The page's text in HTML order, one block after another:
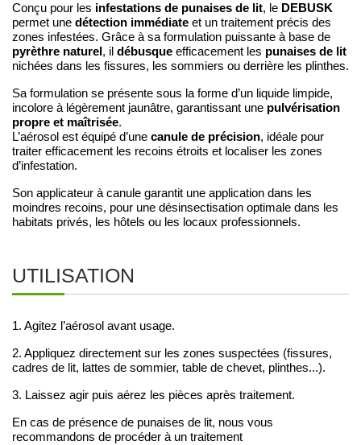
Conçu pour les infestations de punaises de lit, le DEBUSK
permet une détection immédiate et un traitement précis des
zones infestées. Grâce à sa formulation puissante à base de
pyrèthre naturel , il débusque efficacement les punaises de lit
nichées dans les fissures, les sommiers ou derrière les plinthes.
Sa formulation se présente sous la forme d’un liquide limpide,
incolore à légèrement jaunâtre, garantissant une pulvérisation
propre et maîtrisée.
L’aérosol est équipé d’une canule de précision, idéale pour
traiter efficacement les recoins étroits et localiser les zones
d’infestation.
Son applicateur à canule garantit une application dans les
moindres recoins, pour une désinsectisation optimale dans les
habitats privés, les hôtels ou les locaux professionnels.
UTILISATION
1. Agitez l’aérosol avant usage.
2. Appliquez directement sur les zones suspectées (fissures,
cadres de lit, lattes de sommier, table de chevet, plinthes...).
3. Laissez agir puis aérez les pièces après traitement.
En cas de présence de punaises de lit, nous vous
recommandons de procéder à un traitement